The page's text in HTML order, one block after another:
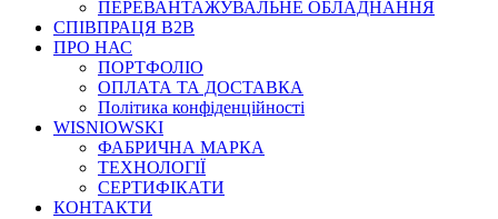
ПЕРЕВАНТАЖУВАЛЬНЕ ОБЛАДНАННЯ
СПІВПРАЦЯ В2В
ПРО НАС
ПОРТФОЛІО
ОПЛАТА ТА ДОСТАВКА
Політика конфіденційності
WISNIOWSKI
ФАБРИЧНА МАРКА
ТЕХНОЛОГІЇ
СЕРТИФІКАТИ
КОНТАКТИ